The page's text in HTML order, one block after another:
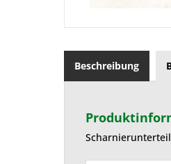
Beschreibung
Scharnierunterteil